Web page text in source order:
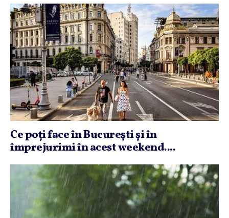
Ce poţi face în Bucureşti şi în
împrejurimi în acest weekend....